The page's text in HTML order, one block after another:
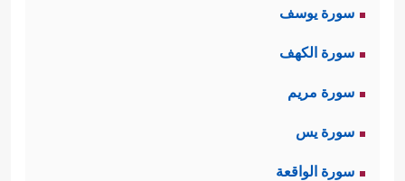
سورة يوسف
سورة الكهف
سورة مريم
سورة يس
سورة الواقعة